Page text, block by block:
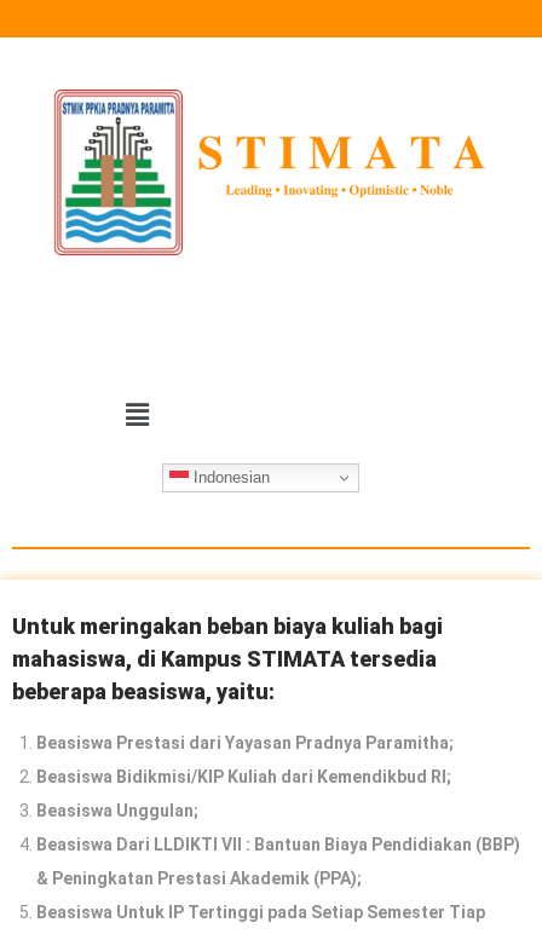
Indonesian
Untuk meringakan beban biaya kuliah bagi
mahasiswa, di Kampus STIMATA tersedia
beberapa beasiswa, yaitu:
Beasiswa Prestasi dari Yayasan Pradnya Paramitha;
Beasiswa Bidikmisi/KIP Kuliah dari Kemendikbud RI;
Beasiswa Unggulan;
Beasiswa Dari LLDIKTI VII : Bantuan Biaya Pendidiakan (BBP)
& Peningkatan Prestasi Akademik (PPA);
Beasiswa Untuk IP Tertinggi pada Setiap Semester Tiap